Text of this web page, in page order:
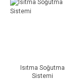
Isıtma Soğutma
Sistemi